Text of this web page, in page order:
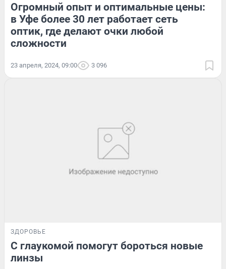
Огромный опыт и оптимальные цены:
в Уфе более 30 лет работает сеть
оптик, где делают очки любой
сложности
23 апреля, 2024, 09:00 3 096
ЗДОРОВЬЕ
С глаукомой помогут бороться новые
линзы